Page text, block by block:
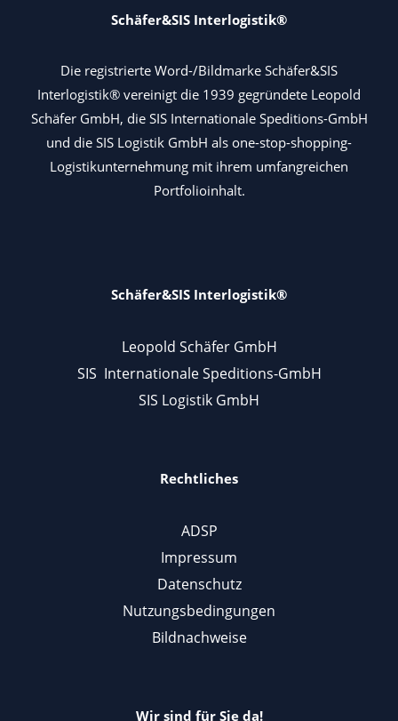
Schäfer&SIS Interlogistik®
Die registrierte Word-/Bildmarke Schäfer&SIS
Interlogistik® vereinigt die 1939 gegründete Leopold
Schäfer GmbH, die SIS Internationale Speditions-GmbH
und die SIS Logistik GmbH als one-stop-shopping-
Logistikunternehmung mit ihrem umfangreichen
Portfolioinhalt.
Schäfer&SIS Interlogistik®
Leopold Schäfer GmbH
SIS Internationale Speditions-GmbH
SIS Logistik GmbH
Rechtliches
ADSP
Impressum
Datenschutz
Nutzungsbedingungen
Bildnachweise
Wir sind für Sie da!